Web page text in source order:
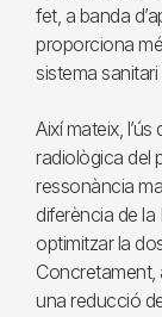
fet, a banda
proporciona
sistema sanitari
Així mateix,
radiològica del
ressonància
diferència de
optimitzar la
Concretament,
una reducció